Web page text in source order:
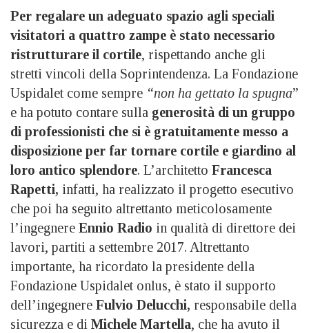
Per regalare un adeguato spazio agli speciali
visitatori a quattro zampe è stato necessario
ristrutturare il cortile, rispettando anche gli
stretti vincoli della Soprintendenza. La Fondazione
Uspidalet come sempre “non ha gettato la spugna”
e ha potuto contare sulla generosità di un gruppo
di professionisti che si è gratuitamente messo a
disposizione per far tornare cortile e giardino al
loro antico splendore. L’architetto Francesca
Rapetti, infatti, ha realizzato il progetto esecutivo
che poi ha seguito altrettanto meticolosamente
l’ingegnere Ennio Radio in qualità di direttore dei
lavori, partiti a settembre 2017. Altrettanto
importante, ha ricordato la presidente della
Fondazione Uspidalet onlus, è stato il supporto
dell’ingegnere Fulvio Delucchi, responsabile della
sicurezza e di Michele Martella, che ha avuto il